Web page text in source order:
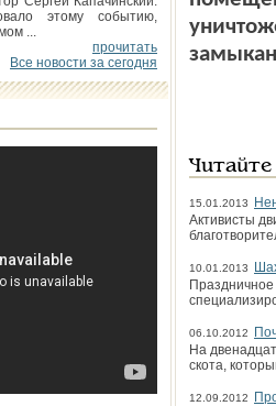
этому событию,
...
прочитать
Все новости за сегодня
15.01.2013
Активисты
10.01.2013
06.10.2012
На
скота,
12.09.2012